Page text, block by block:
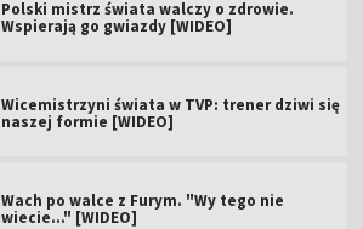
Polski mistrz świata walczy o zdrowie.
Wspierają go gwiazdy [WIDEO]
Wicemistrzyni świata w TVP: trener dziwi się
naszej formie [WIDEO]
Wach po walce z Furym. "Wy tego nie
wiecie..." [WIDEO]